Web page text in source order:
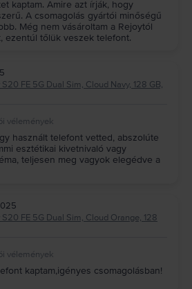
kaptam. Amire azt írják, hogy
A csomagolás gyártói minőségű
Még nem vásároltam a Rejoytól
ezentúl tőlük veszek telefont.
FE 5G Dual Sim, Cloud Navy, 128 GB,
vélemények
használt telefont vetted, abszolúte
esztétikai kivetnivaló vagy
teljesen meg vagyok elegédve a
FE 5G Dual Sim, Cloud Orange, 128
vélemények
kaptam,igényes csomagolásban!